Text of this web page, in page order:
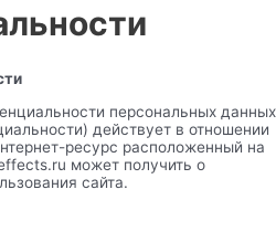
персональных данных
действует в отношении
ресурс расположенный на
может получить о
сайта.